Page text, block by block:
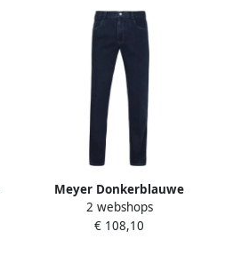
Meyer Donkerblauwe
Denim 5-Pocket Jeans Blue
Heren
2 webshops
€ 108,10